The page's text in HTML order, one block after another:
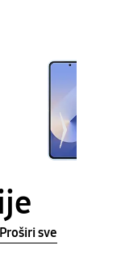
Proširi sve